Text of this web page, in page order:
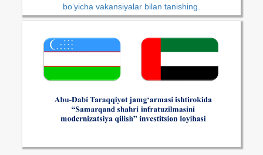
bo‘yicha vakansiyalar bilan tanishing.